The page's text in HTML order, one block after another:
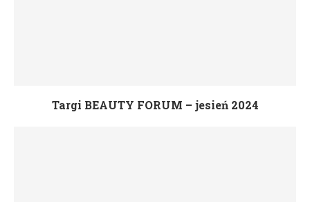
Targi BEAUTY FORUM – jesień 2024